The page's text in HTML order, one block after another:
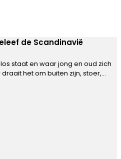
de Scandinavië
staat en waar jong en oud zich
het om buiten zijn, stoer,